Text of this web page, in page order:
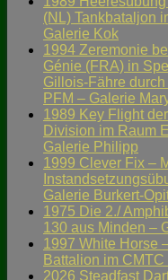
(NL) Tankbataljon
Galerie Kok
1994 Zeremonie
Génie (FRA) in
Gillois-Fähre
PFM – Galerie
1989 Key Flight
Division im Raum
Galerie Philipp
1999 Clever Fix –
Galerie Burkert-
1975 Die 2./
130 aus Minden –
1997 White Horse
Battalion im
2026 Steadfast